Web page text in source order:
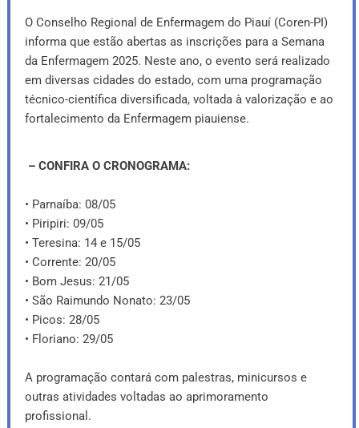
O Conselho Regional de Enfermagem do Piauí (Coren-PI)
informa que estão abertas as inscrições para a Semana
da Enfermagem 2025. Neste ano, o evento será realizado
em diversas cidades do estado, com uma programação
técnico-científica diversificada, voltada à valorização e ao
fortalecimento da Enfermagem piauiense.
– CONFIRA O CRONOGRAMA:
• Parnaíba: 08/05
• Piripiri: 09/05
• Teresina: 14 e 15/05
• Corrente: 20/05
• Bom Jesus: 21/05
• São Raimundo Nonato: 23/05
• Picos: 28/05
• Floriano: 29/05
A programação contará com palestras, minicursos e
outras atividades voltadas ao aprimoramento
profissional.